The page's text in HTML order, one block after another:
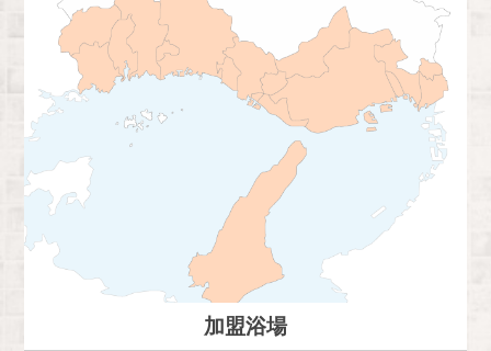
加盟浴場